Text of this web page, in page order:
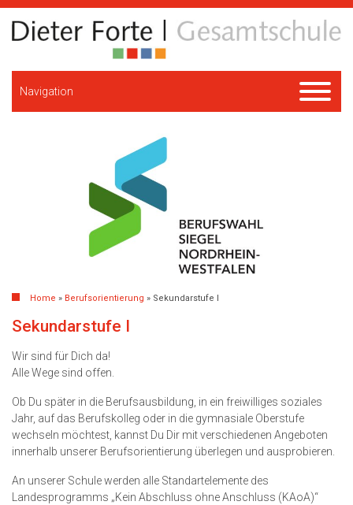
Navigation
Home » Berufsorientierung » Sekundarstufe I
Sekundarstufe I
Wir sind für Dich da!
Alle Wege sind offen.
Ob Du später in die Berufsausbildung, in ein freiwilliges soziales
Jahr, auf das Berufskolleg oder in die gymnasiale Oberstufe
wechseln möchtest, kannst Du Dir mit verschiedenen Angeboten
innerhalb unserer Berufsorientierung überlegen und ausprobieren.
An unserer Schule werden alle Standartelemente des
Landesprogramms „Kein Abschluss ohne Anschluss (KAoA)“